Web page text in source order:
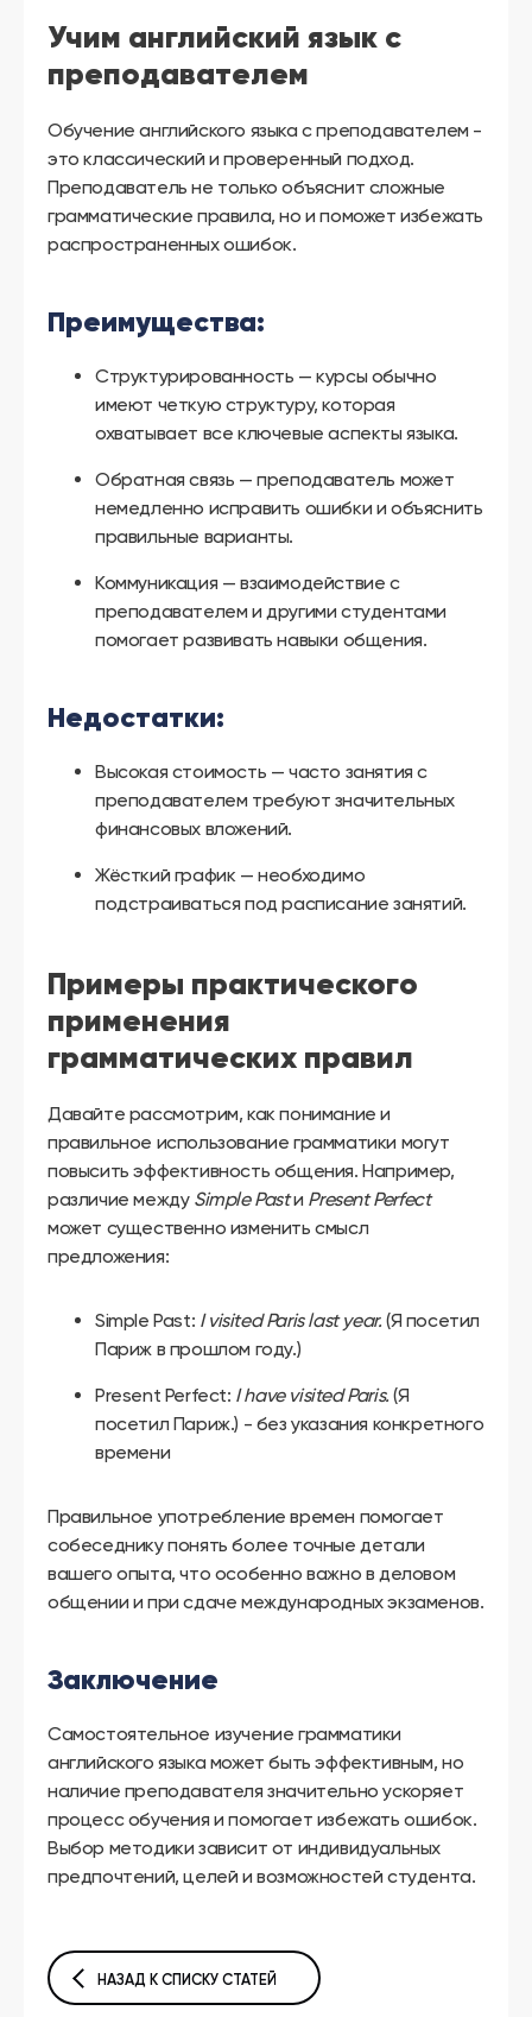
Учим английский язык с
преподавателем
Обучение английского языка с преподавателем -
это классический и проверенный подход.
Преподаватель не только объяснит сложные
грамматические правила, но и поможет избежать
распространенных ошибок.
Преимущества:
Структурированность — курсы обычно
имеют четкую структуру, которая
охватывает все ключевые аспекты языка.
Обратная связь — преподаватель может
немедленно исправить ошибки и объяснить
правильные варианты.
Коммуникация — взаимодействие с
преподавателем и другими студентами
помогает развивать навыки общения.
Недостатки:
Высокая стоимость — часто занятия с
преподавателем требуют значительных
финансовых вложений.
Жёсткий график — необходимо
подстраиваться под расписание занятий.
Примеры практического
применения
грамматических правил
Давайте рассмотрим, как понимание и
правильное использование грамматики могут
повысить эффективность общения. Например,
различие между Simple Pastи Present Perfect
может существенно изменить смысл
предложения:
Simple Past: I visited Paris last year. (Я посетил
Париж в прошлом году.)
Present Perfect: I have visited Paris. (Я
посетил Париж.) - без указания конкретного
времени
Правильное употребление времен помогает
собеседнику понять более точные детали
вашего опыта, что особенно важно в деловом
общении и при сдаче международных экзаменов.
Заключение
Самостоятельное изучение грамматики
английского языка может быть эффективным, но
наличие преподавателя значительно ускоряет
процесс обучения и помогает избежать ошибок.
Выбор методики зависит от индивидуальных
предпочтений, целей и возможностей студента.
НАЗАД К СПИСКУ СТАТЕЙ